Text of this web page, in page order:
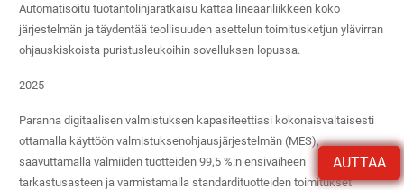
AUTTAA
Automatisoitu tuotantolinjaratkaisu kattaa lineaariliikkeen koko
järjestelmän ja täydentää teollisuuden asettelun toimitusketjun ylävirran
ohjauskiskoista puristusleukoihin sovelluksen lopussa.
2025
Paranna digitaalisen valmistuksen kapasiteettiasi kokonaisvaltaisesti
ottamalla käyttöön valmistuksenohjausjärjestelmän (MES),
saavuttamalla valmiiden tuotteiden 99,5 %:n ensivaiheen
tarkastusasteen ja varmistamalla standardituotteiden toimitukset